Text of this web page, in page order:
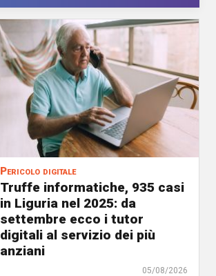
Pericolo digitale
Truffe informatiche, 935 casi
in Liguria nel 2025: da
settembre ecco i tutor
digitali al servizio dei più
anziani
05/08/2026